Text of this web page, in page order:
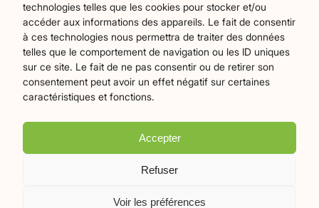
technologies telles que les cookies pour stocker et/ou
accéder aux informations des appareils. Le fait de consentir
à ces technologies nous permettra de traiter des données
telles que le comportement de navigation ou les ID uniques
sur ce site. Le fait de ne pas consentir ou de retirer son
consentement peut avoir un effet négatif sur certaines
caractéristiques et fonctions.
Accepter
Refuser
Voir les préférences
Agriculture18 Art et culture257 Associations 22
Bien-Etre 2 chronique7 Collectivités territoriales79
Commerces Divers Économie et emploi 61
Éducation94 Évènements373 Histoire et patrimoine175
La parole à nos lecteurs1 Nature et écologie75 Santé
sport27 Tourisme 19
Mentions légales